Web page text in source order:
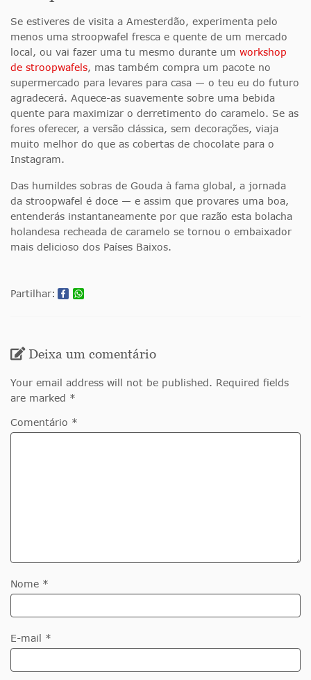
Se estiveres de visita a Amesterdão, experimenta pelo
menos uma stroopwafel fresca e quente de um mercado
local, ou vai fazer uma tu mesmo durante um workshop
de stroopwafels, mas também compra um pacote no
supermercado para levares para casa — o teu eu do futuro
agradecerá. Aquece-as suavemente sobre uma bebida
quente para maximizar o derretimento do caramelo. Se as
fores oferecer, a versão clássica, sem decorações, viaja
muito melhor do que as cobertas de chocolate para o
Instagram.
Das humildes sobras de Gouda à fama global, a jornada
da stroopwafel é doce — e assim que provares uma boa,
entenderás instantaneamente por que razão esta bolacha
holandesa recheada de caramelo se tornou o embaixador
mais delicioso dos Países Baixos.
Partilhar:
Deixa um comentário
Your email address will not be published. Required fields
are marked *
Comentário *
Nome *
E-mail *